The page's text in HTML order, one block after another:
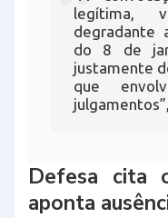
legítima,
degradante
do 8 de
justamente
que
Defesa cita
aponta